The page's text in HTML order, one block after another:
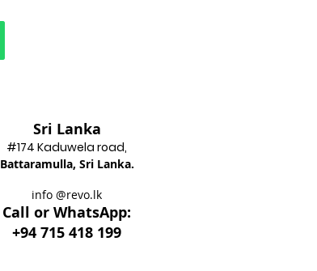
Sri Lanka
#174 Kaduwela road,
Battaramulla, Sri Lanka.
info @revo.lk
Call or WhatsApp:
+94 715 418 199